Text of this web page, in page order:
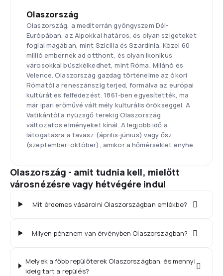
Olaszország
Olaszország, a mediterrán gyöngyszem Dél-
Európában, az Alpokkal határos, és olyan szigeteket
foglal magában, mint Szicília és Szardínia. Közel 60
millió embernek ad otthont, és olyan ikonikus
városokkal büszkélkedhet, mint Róma, Milánó és
Velence. Olaszország gazdag történelme az ókori
Rómától a reneszánszig terjed, formálva az európai
kultúrát és felfedezést. 1861-ben egyesítették, ma
már ipari erőművé vált mély kulturális örökséggel. A
Vatikántól a nyüzsgő terekig Olaszország
változatos élményeket kínál. A legjobb idő a
látogatásra a tavasz (április-június) vagy ősz
(szeptember-október), amikor a hőmérséklet enyhe.
Olaszország - amit tudnia kell, mielőtt
városnézésre vagy hétvégére indul
Mit érdemes vásárolni Olaszországban emlékbe?
Milyen pénznem van érvényben Olaszországban?
Melyek a főbb repülőterek Olaszországban, és mennyi
ideig tart a repülés?